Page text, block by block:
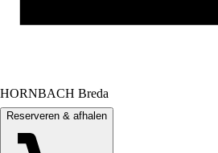
HORNBACH Breda
Reserveren & afhalen